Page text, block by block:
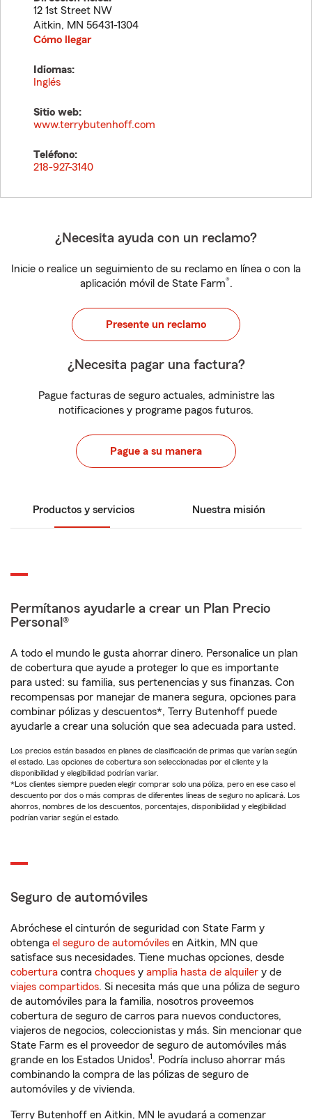
12 1st Street NW
Aitkin, MN 56431-1304
Cómo llegar
Idiomas:
Inglés
Sitio web:
www.terrybutenhoff.com
Teléfono:
218-927-3140
¿Necesita ayuda con un reclamo?
Inicie o realice un seguimiento de su reclamo en línea o con la
aplicación móvil de State Farm®.
Presente un reclamo
¿Necesita pagar una factura?
Pague facturas de seguro actuales, administre las
notificaciones y programe pagos futuros.
Pague a su manera
Productos y servicios Nuestra misión
Permítanos ayudarle a crear un Plan Precio
Personal®
A todo el mundo le gusta ahorrar dinero. Personalice un plan
de cobertura que ayude a proteger lo que es importante
para usted: su familia, sus pertenencias y sus finanzas. Con
recompensas por manejar de manera segura, opciones para
combinar pólizas y descuentos*, Terry Butenhoff puede
ayudarle a crear una solución que sea adecuada para usted.
Los precios están basados en planes de clasificación de primas que varían según
el estado. Las opciones de cobertura son seleccionadas por el cliente y la
disponibilidad y elegibilidad podrían variar.
*Los clientes siempre pueden elegir comprar solo una póliza, pero en ese caso el
descuento por dos o más compras de diferentes líneas de seguro no aplicará. Los
ahorros, nombres de los descuentos, porcentajes, disponibilidad y elegibilidad
podrían variar según el estado.
Seguro de automóviles
Abróchese el cinturón de seguridad con State Farm y
obtenga el seguro de automóviles en Aitkin, MN que
satisface sus necesidades. Tiene muchas opciones, desde
cobertura contra choques y amplia hasta de alquiler y de
viajes compartidos. Si necesita más que una póliza de seguro
de automóviles para la familia, nosotros proveemos
cobertura de seguro de carros para nuevos conductores,
viajeros de negocios, coleccionistas y más. Sin mencionar que
State Farm es el proveedor de seguro de automóviles más
grande en los Estados Unidos1. Podría incluso ahorrar más
combinando la compra de las pólizas de seguro de
automóviles y de vivienda.
Terry Butenhoff en Aitkin, MN le ayudará a comenzar